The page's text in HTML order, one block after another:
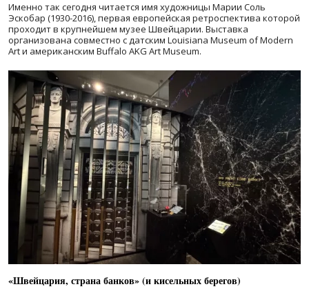
Именно так сегодня читается имя художницы Марии Соль
Эскобар (1930-2016), первая европейская ретроспектива которой
проходит в крупнейшем музее Швейцарии. Выставка
организована совместно с датским Louisiana Museum of Modern
Art и американским Buffalo AKG Art Museum.
«Швейцария, страна банков» (и кисельных берегов)